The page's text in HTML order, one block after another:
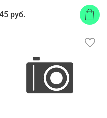
45 руб.